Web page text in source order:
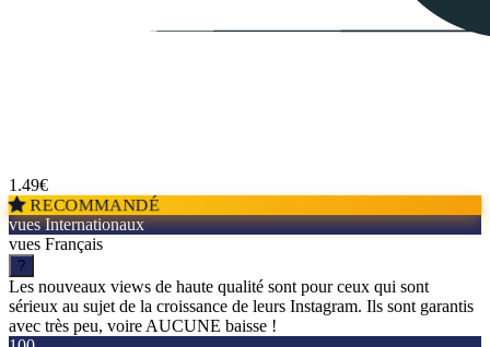
1.49€
RECOMMANDÉ
vues Internationaux
vues Français
?
Les nouveaux views de haute qualité sont pour ceux qui sont
sérieux au sujet de la croissance de leurs Instagram. Ils sont garantis
avec très peu, voire AUCUNE baisse !